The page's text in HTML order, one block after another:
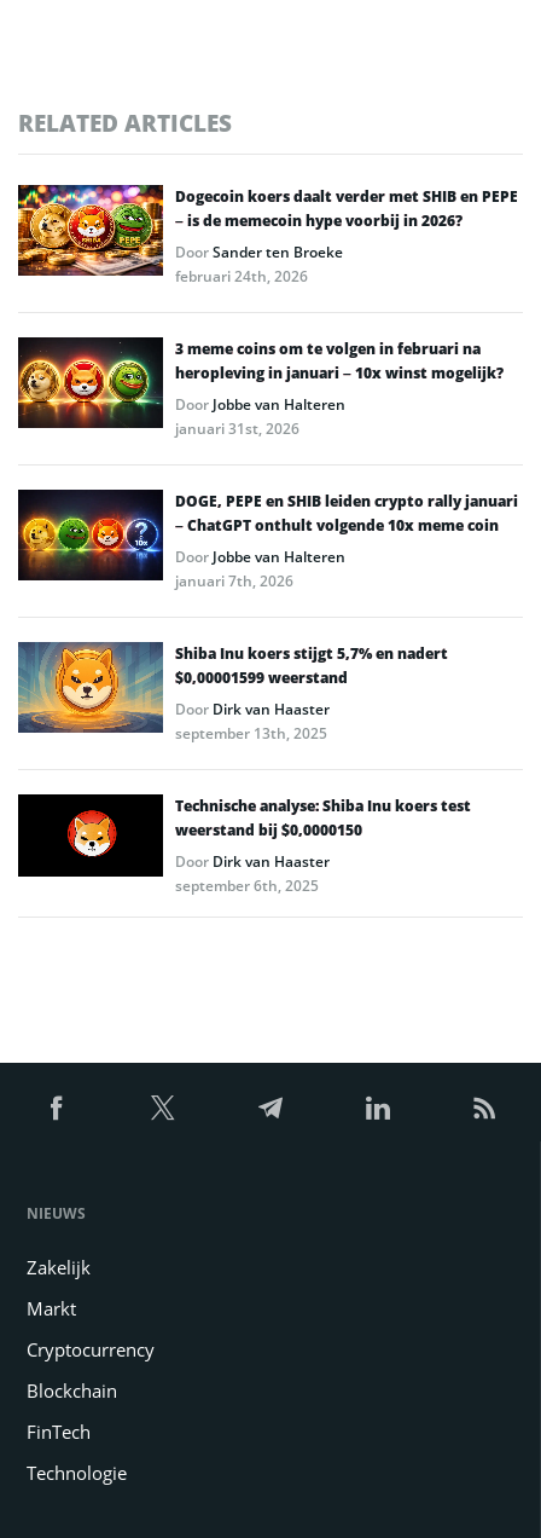
RELATED ARTICLES
Dogecoin koers daalt verder met SHIB en PEPE
– is de memecoin hype voorbij in 2026?
DoorSander ten Broeke
februari 24th, 2026
3 meme coins om te volgen in februari na
heropleving in januari – 10x winst mogelijk?
Door Jobbe van Halteren
januari 31st, 2026
DOGE, PEPE en SHIB leiden crypto rally januari
– ChatGPT onthult volgende 10x meme coin
Door Jobbe van Halteren
januari 7th, 2026
Shiba Inu koers stijgt 5,7% en nadert
$0,00001599 weerstand
Door Dirk van Haaster
september 13th, 2025
Technische analyse: Shiba Inu koers test
weerstand bij $0,0000150
Door Dirk van Haaster
september 6th, 2025
NIEUWS
Zakelijk
Markt
Cryptocurrency
Blockchain
FinTech
Technologie